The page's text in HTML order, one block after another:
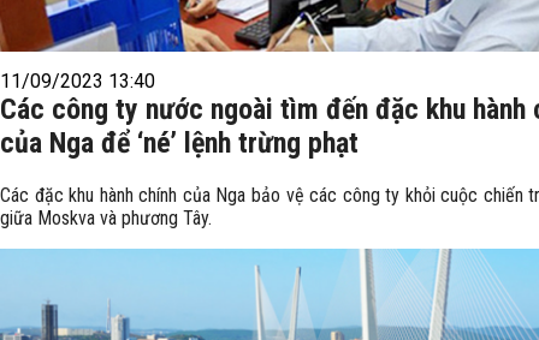
11/09/2023 13:40
Các công ty nước ngoài tìm đến đặc khu hành
của Nga để ‘né’ lệnh trừng phạt
Các đặc khu hành chính của Nga bảo vệ các công ty khỏi cuộc chiến
giữa Moskva và phương Tây.